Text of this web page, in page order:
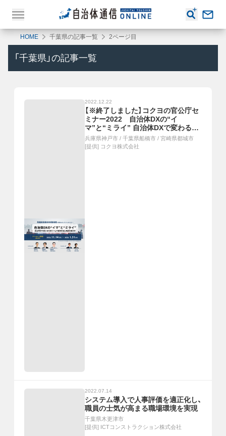
HOME 千葉県の記事一覧 2ページ目
「 千葉県 」の記事一覧
2022.12.22
【※終了しました】コクヨの官公庁セ
ミナー2022 自治体DXの“イ
マ”と“ミライ” 自治体DXで変わる行
政サービス提供方法と職員の働き方
兵庫県神戸市 / 千葉県船橋市 / 宮崎県都城市
[提供] コクヨ株式会社
2022.07.14
システム導入で人事評価を適正化し、
職員の士気が高まる職場環境を実現
千葉県木更津市
[提供] ICTコンストラクション株式会社